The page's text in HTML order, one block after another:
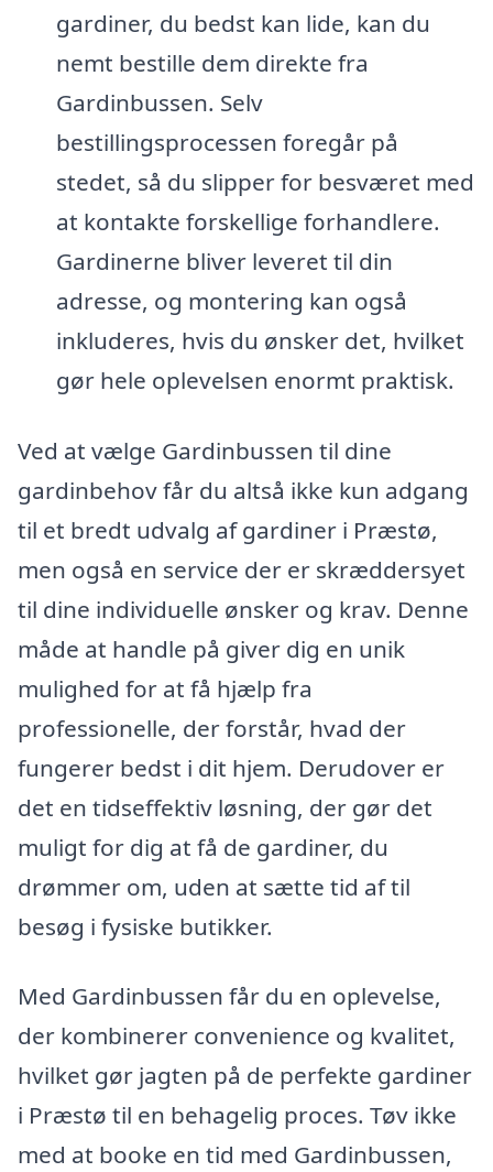
gardiner, du bedst kan lide, kan du
nemt bestille dem direkte fra
Gardinbussen. Selv
bestillingsprocessen foregår på
stedet, så du slipper for besværet med
at kontakte forskellige forhandlere.
Gardinerne bliver leveret til din
adresse, og montering kan også
inkluderes, hvis du ønsker det, hvilket
gør hele oplevelsen enormt praktisk.
Ved at vælge Gardinbussen til dine
gardinbehov får du altså ikke kun adgang
til et bredt udvalg af gardiner i Præstø,
men også en service der er skræddersyet
til dine individuelle ønsker og krav. Denne
måde at handle på giver dig en unik
mulighed for at få hjælp fra
professionelle, der forstår, hvad der
fungerer bedst i dit hjem. Derudover er
det en tidseffektiv løsning, der gør det
muligt for dig at få de gardiner, du
drømmer om, uden at sætte tid af til
besøg i fysiske butikker.
Med Gardinbussen får du en oplevelse,
der kombinerer convenience og kvalitet,
hvilket gør jagten på de perfekte gardiner
i Præstø til en behagelig proces. Tøv ikke
med at booke en tid med Gardinbussen,